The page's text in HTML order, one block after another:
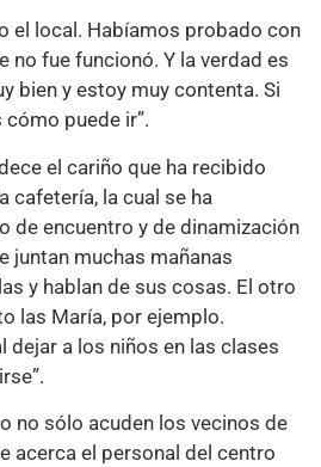
el local. Habíamos probado con
no fue funcionó. Y la verdad es
bien y estoy muy contenta. Si
cómo puede ir”.
el cariño que ha recibido
cafetería, la cual se ha
de encuentro y de dinamización
juntan muchas mañanas
y hablan de sus cosas. El otro
las María, por ejemplo.
dejar a los niños en las clases
no sólo acuden los vecinos de
acerca el personal del centro